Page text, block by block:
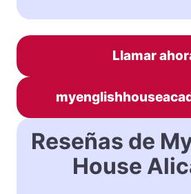
Llamar
Reseñas de
House